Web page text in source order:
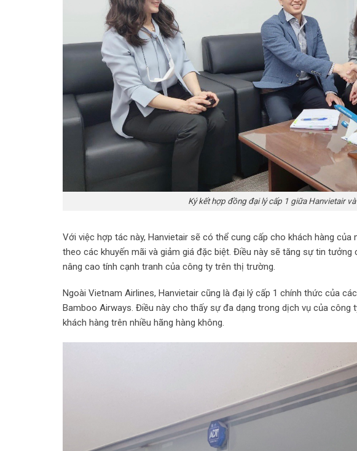
Ký kết hợp đồng đại lý cấp 1 giữa Hanvietair
Với việc hợp tác này, Hanvietair sẽ có thể cung cấp cho khách hàng của
theo các khuyến mãi và giảm giá đặc biệt. Điều này sẽ tăng sự tin tưởng
nâng cao tính cạnh tranh của công ty trên thị trường.
Ngoài Vietnam Airlines, Hanvietair cũng là đại lý cấp 1 chính thức của
Bamboo Airways. Điều này cho thấy sự đa dạng trong dịch vụ của công
khách hàng trên nhiều hãng hàng không.